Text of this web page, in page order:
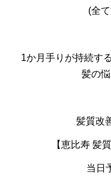
(全
1か月手りが持続す
髪の
髪質改
【恵比寿 髪
当日